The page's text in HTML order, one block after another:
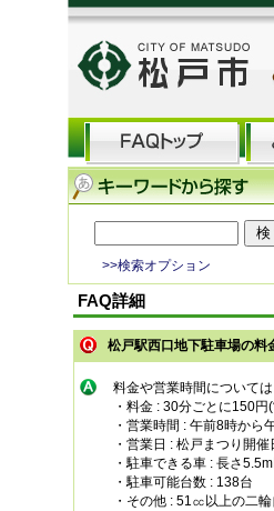
>>検索オプション
FAQ詳細
松戸駅西口地下駐車場の料
料金や営業時間については
・料金 : 30分ごとに150
・営業時間 : 午前8時から
・営業日 : 松戸まつり開
・駐車できる車 : 長さ
・駐車可能台数 : 138台
・その他 : 51㏄以上の二